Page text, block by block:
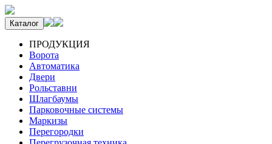
Каталог
ПРОДУКЦИЯ
Ворота
Автоматика
Двери
Рольставни
Шлагбаумы
Парковочные системы
Маркизы
Перегородки